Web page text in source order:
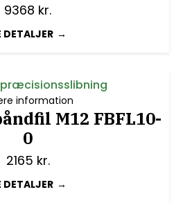
9368 kr.
DETALJER
M12 FBFL10-
0
2165 kr.
DETALJER
information